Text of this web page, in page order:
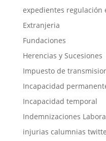
expedientes regulación
Extranjeria
Fundaciones
Herencias y Sucesiones
Impuesto de
Incapacidad
Incapacidad temporal
Indemnizaciones
injurias calumnias